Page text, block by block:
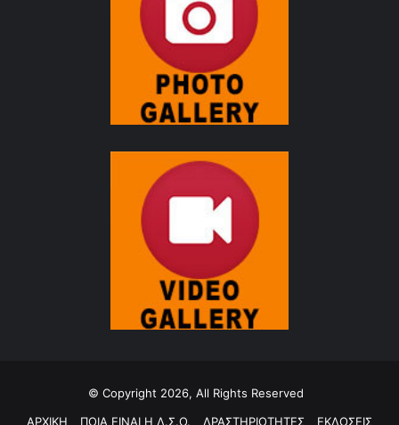
© Copyright 2026, All Rights Reserved
ΑΡΧΙΚΗ
ΠΟΙΑ ΕΙΝΑΙ Η Δ.Σ.Ο. ΔΡΑΣΤΗΡΙΟΤΗΤΕΣ ΕΚΔΟΣΕΙΣ